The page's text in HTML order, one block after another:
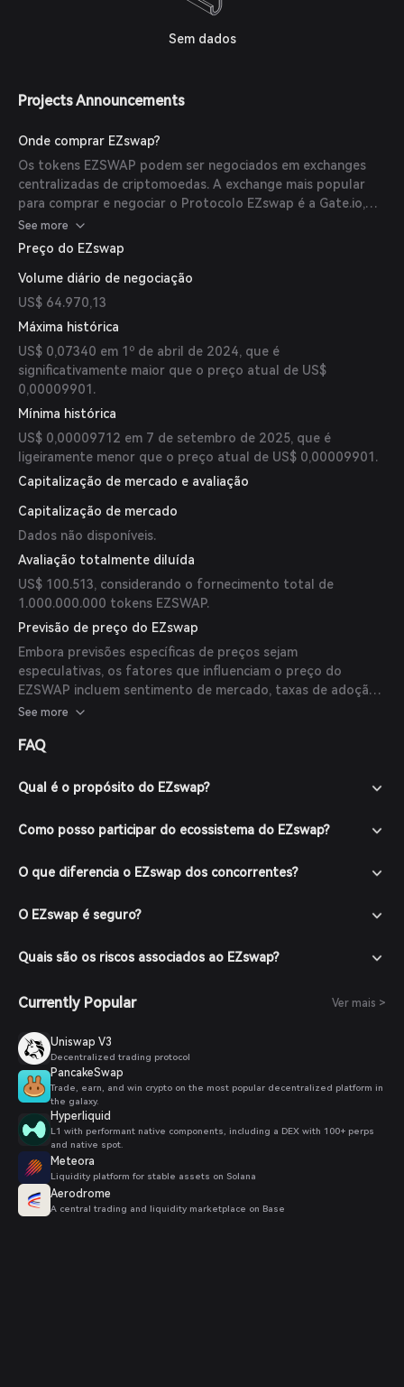
Sem dados
Projects Announcements
Onde comprar EZswap?
Os tokens EZSWAP podem ser negociados em exchanges
centralizadas de criptomoedas. A exchange mais popular
para comprar e negociar o Protocolo EZswap é a Gate.io,
onde o par de negociação mais ativo EZSWAP/USDT teve
um volume de negociação de US$ 64.970,13 nas últimas 24
horas.
See more
Preço do EZswap
Volume diário de negociação
US$ 64.970,13
Máxima histórica
US$ 0,07340 em 1º de abril de 2024, que é
significativamente maior que o preço atual de US$
0,00009901.
Mínima histórica
US$ 0,00009712 em 7 de setembro de 2025, que é
ligeiramente menor que o preço atual de US$ 0,00009901.
Capitalização de mercado e avaliação
Capitalização de mercado
Dados não disponíveis.
Avaliação totalmente diluída
US$ 100.513, considerando o fornecimento total de
1.000.000.000 tokens EZSWAP.
Previsão de preço do EZswap
Embora previsões específicas de preços sejam
especulativas, os fatores que influenciam o preço do
EZSWAP incluem sentimento de mercado, taxas de adoção
e desenvolvimentos nos setores de jogos e NFT. Até o
especialistas ou publicações confiáveis.
See more
FAQ
Qual é o propósito do EZswap?
Como posso participar do ecossistema do EZswap?
O que diferencia o EZswap dos concorrentes?
O EZswap é seguro?
Quais são os riscos associados ao EZswap?
Currently Popular Ver mais >
Uniswap V3
Decentralized trading protocol
PancakeSwap
Trade, earn, and win crypto on the most popular decentralized platform in
the galaxy.
Hyperliquid
L1 with performant native components, including a DEX with 100+ perps
and native spot.
Meteora
Liquidity platform for stable assets on Solana
Aerodrome
A central trading and liquidity marketplace on Base